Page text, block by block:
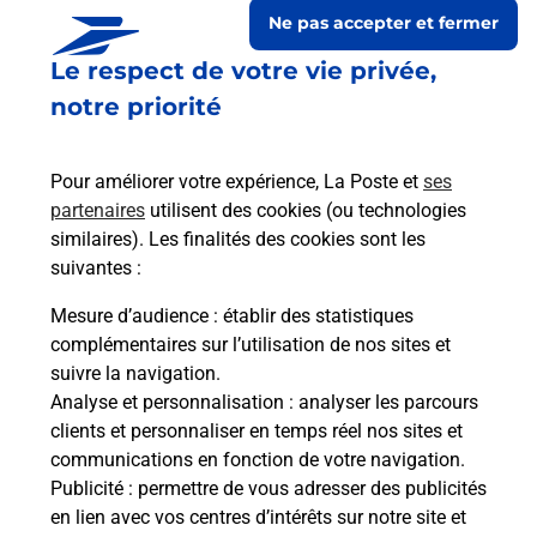
Le respect de votre vie privée,
notre priorité
Pour améliorer votre expérience, La Poste et ses
partenaires utilisent des cookies (ou technologies
similaires). Les finalités des cookies sont les
suivantes :
Mesure d’audience : établir des statistiques
complémentaires sur l’utilisation de nos sites et
suivre la navigation.
Analyse et personnalisation : analyser les parcours
clients et personnaliser en temps réel nos sites et
communications en fonction de votre navigation.
Publicité : permettre de vous adresser des publicités
en lien avec vos centres d’intérêts sur notre site et
Ne pas accepter et fermer
Collecte du courrier aujourd'hui à 08h30
5 Rue Du Chene
25210 Mont De Laval
Itinéraire
Le lien s'ouvre dans un nouvel onglet